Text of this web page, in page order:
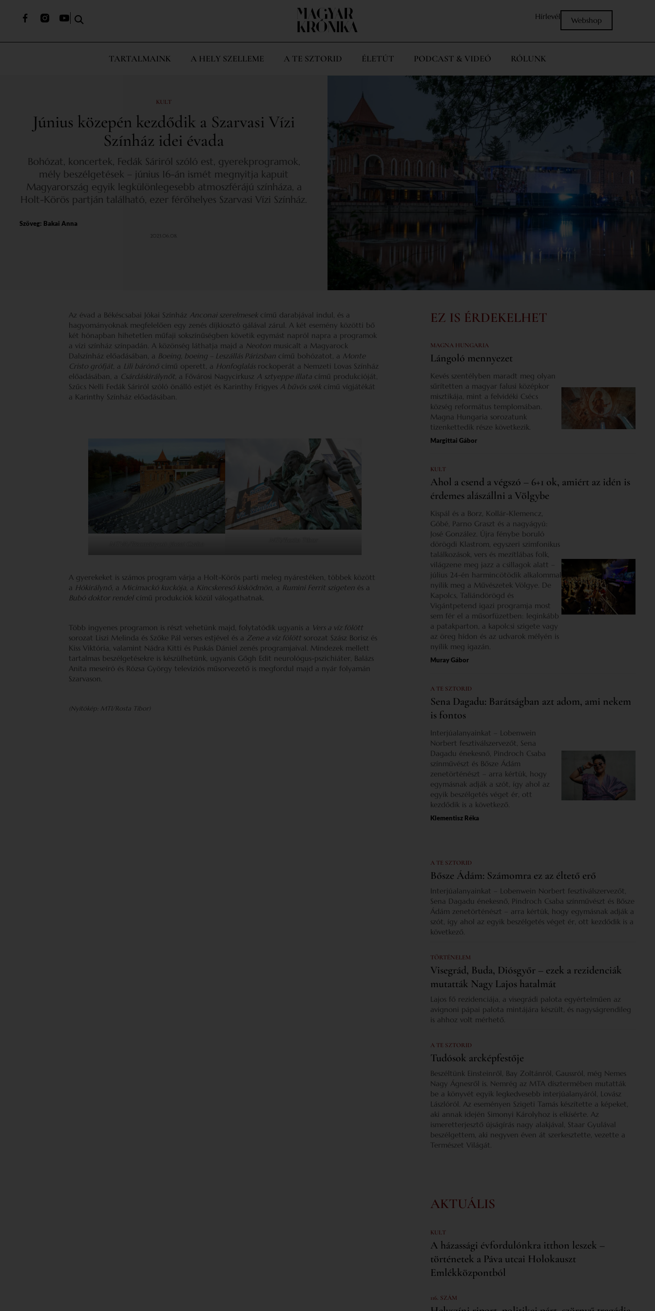
Hírlevél Webshop
TARTALMAINK A HELY SZELLEME A TE SZTORID ÉLETÚT PODCAST & VIDEÓ RÓLUNK
KULT
Június közepén kezdődik a Szarvasi Vízi
Színház idei évada
Bohózat, koncertek, Fedák Sáriról szóló est, gyerekprogramok,
mély beszélgetések – június 16-án ismét megnyitja kapuit
Magyarország egyik legkülönlegesebb atmoszférájú színháza, a
Holt-Körös partján található, ezer férőhelyes Szarvasi Vízi Színház.
Szöveg: Bakai Anna
2023.06.08.
Az évad a Békéscsabai Jókai SzínházAnconai szerelmesek című darabjával indul, és a
hagyományoknak megfelelően egy zenés díjkiosztó gálával zárul. A két esemény közötti bő
két hónapban hihetetlen műfaji sokszínűségben követik egymást napról napra a programok
a vízi színház színpadán. A közönség láthatja majd a Neoton musicalt a Magyarock
Dalszínház előadásában, a Boeing, boeing – Leszállás Párizsban című bohózatot, a Monte
Cristo grófját, a Lili bárónő című operett, a Honfoglalás rockoperát a Nemzeti Lovas Színház
előadásában, a Csárdáskirálynőt, a Fővárosi NagycirkuszA sztyeppe illata című produkcióját,
Szűcs Nelli Fedák Sáriról szóló önálló estjét és Karinthy FrigyesA bűvös szék című vígjátékát
a Karinthy Színház előadásában.
A gyerekeket is számos program várja a Holt-Körös parti meleg nyárestéken, többek között
a Hókirálynő, a Micimackó kuckója, a Kincskereső kisködmön, a Rumini Ferrit szigeten és a
Bubó doktor rendelcímű produkciók közül válogathatnak.
Több ingyenes programon is részt vehetünk majd, folytatódik ugyanis a Vers a víz fölött
sorozat Liszi Melinda és Szőke Pál verses estjével és a Zene a víz fölött sorozat Szász Borisz és
Kiss Viktória, valamint Nádra Kitti és Puskás Dániel zenés programjaival. Mindezek mellett
tartalmas beszélgetésekre is készülhetünk, ugyanis Gőgh Edit neurológus-pszichiáter, Balázs
Anita meseíró és Rózsa György televíziós műsorvezető is megfordul majd a nyár folyamán
Szarvason.
(Nyitókép: MTI/Rosta Tibor)
EZ IS ÉRDEKELHET
MAGNA HUNGARIA
Lángoló mennyezet
Kevés szentélyben maradt meg olyan
sűrítetten a magyar falusi középkor
misztikája, mint a felvidéki Csécs
község református templomában.
Magna Hungaria sorozatunk
tizenkettedik része következik.
Margittai Gábor
KULT
Ahol a csend a végszó – 6+1 ok, amiért az idén is
érdemes alászállni a Völgybe
Kispál és a Borz, Kollár-Klemencz,
Góbé, Parno Graszt és a nagyágyú:
José González. Újra fénybe boruló
dörögdi Klastrom, egyszeri szimfonikus
találkozások, vers és mezítlábas folk,
világzene meg jazz a csillagok alatt –
július 24-én harmincötödik alkalommal
nyílik meg a Művészetek Völgye. De
Kapolcs, Taliándörögd és
Vigántpetend igazi programja most
sem fér el a műsorfüzetben: leginkább
a patakparton, a kapolcsi szigete vagy
az öreg hídon és az udvarok mélyén is
nyílik meg igazán.
Muray Gábor
A TE SZTORID
Sena Dagadu: Barátságban azt adom, ami nekem
is fontos
Interjúalanyainkat – Lobenwein
Norbert fesztiválszervezőt, Sena
Dagadu énekesnő, Pindroch Csaba
színművészt és Bősze Ádám
zenetörténészt – arra kértük, hogy
egymásnak adják a szót, így ahol az
egyik beszélgetés véget ér, ott
kezdődik is a következő.
Klementisz Réka
A TE SZTORID
Bősze Ádám: Számomra ez az éltető erő
Interjúalanyainkat – Lobenwein Norbert fesztiválszervezőt,
Sena Dagadu énekesnő, Pindroch Csaba színművészt és Bősze
Ádám zenetörténészt – arra kértük, hogy egymásnak adják a
szót, így ahol az egyik beszélgetés véget ér, ott kezdődik is a
következő.
TÖRTÉNELEM
Visegrád, Buda, Diósgyőr – ezek a rezidenciák
mutatták Nagy Lajos hatalmát
Lajos fő rezidenciája, a visegrádi palota egyértelműen az
avignoni pápai palota mintájára készült, és nagyságrendileg
is ahhoz volt mérhető.
A TE SZTORID
Tudósok arcképfestője
Beszéltünk Einsteinről, Bay Zoltánról, Gaussról, még Nemes
Nagy Ágnesről is. Nemrég az MTA dísztermében mutatták
be a könyvét egyik legkedvesebb interjúalanyáról, Lovász
Lászlóról. Az eseményen Szigeti Tamás készítette a képeket,
aki annak idején Simonyi Károlyhoz is elkísérte. Az
ismeretterjesztő újságírás nagy alakjával, Staar Gyulával
beszélgettem, aki negyven éven át szerkesztette, vezette a
Természet Világát.
AKTUÁLIS
KULT
A házassági évfordulónkra itthon leszek –
történetek a Páva utcai Holokauszt
Emlékközpontból
116. SZÁM